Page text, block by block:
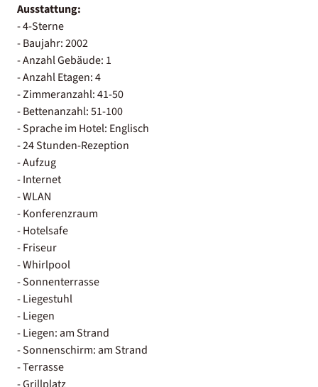
Ausstattung:
- 4-Sterne
- Baujahr: 2002
- Anzahl Gebäude: 1
- Anzahl Etagen: 4
- Zimmeranzahl: 41-50
- Bettenanzahl: 51-100
- Sprache im Hotel: Englisch
- 24 Stunden-Rezeption
- Aufzug
- Internet
- WLAN
- Konferenzraum
- Hotelsafe
- Friseur
- Whirlpool
- Sonnenterrasse
- Liegestuhl
- Liegen
- Liegen: am Strand
- Sonnenschirm: am Strand
- Terrasse